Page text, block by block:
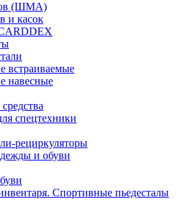
(ШМА)
и касок
встраиваемые
навесные
спецтехники
рециркуляторы
и обуви
Спортивные пьедесталы